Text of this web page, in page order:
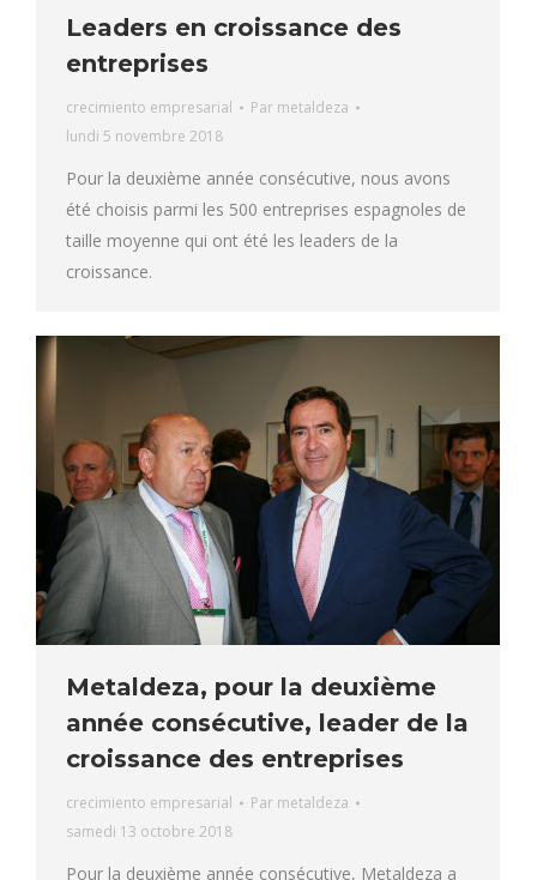
Leaders en croissance des
entreprises
crecimiento empresarial Par metaldeza
lundi 5 novembre 2018
Pour la deuxième année consécutive, nous avons
été choisis parmi les 500 entreprises espagnoles de
taille moyenne qui ont été les leaders de la
croissance.
Metaldeza, pour la deuxième
année consécutive, leader de la
croissance des entreprises
crecimiento empresarial Par metaldeza
samedi 13 octobre 2018
Pour la deuxième année consécutive, Metaldeza a